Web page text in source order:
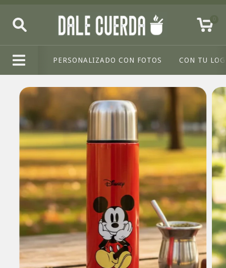
PERSONALIZADO CON FOTOS CON TU